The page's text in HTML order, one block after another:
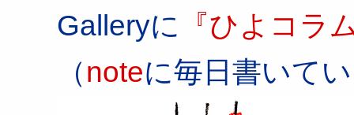
Galleryに 『ひよコラ
（noteに毎日書いて